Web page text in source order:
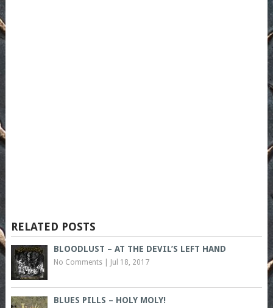
RELATED POSTS
BLOODLUST – AT THE DEVIL’S LEFT HAND
No Comments| Jul 18, 2017
BLUES PILLS – HOLY MOLY!